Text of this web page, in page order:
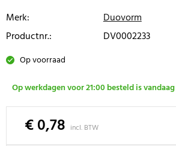
Merk:
Duovorm
Productnr.:
DV0002233
Op voorraad
Op werkdagen voor 21:00 besteld is
€ 0,78 incl. BTW